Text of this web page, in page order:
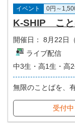
イベント 0円～
K-SHIP こと
開催日：
8月22日
ライブ配信
中3生・高1生・高
無限のことばを、
受付中